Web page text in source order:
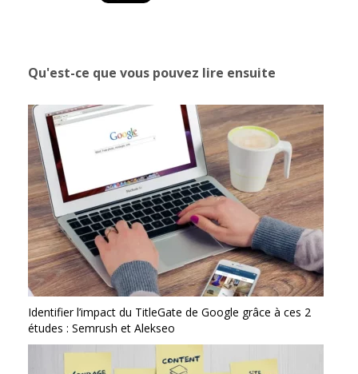
Qu'est-ce que vous pouvez lire ensuite
Identifier l’impact du TitleGate de Google grâce à ces 2
études : Semrush et Alekseo